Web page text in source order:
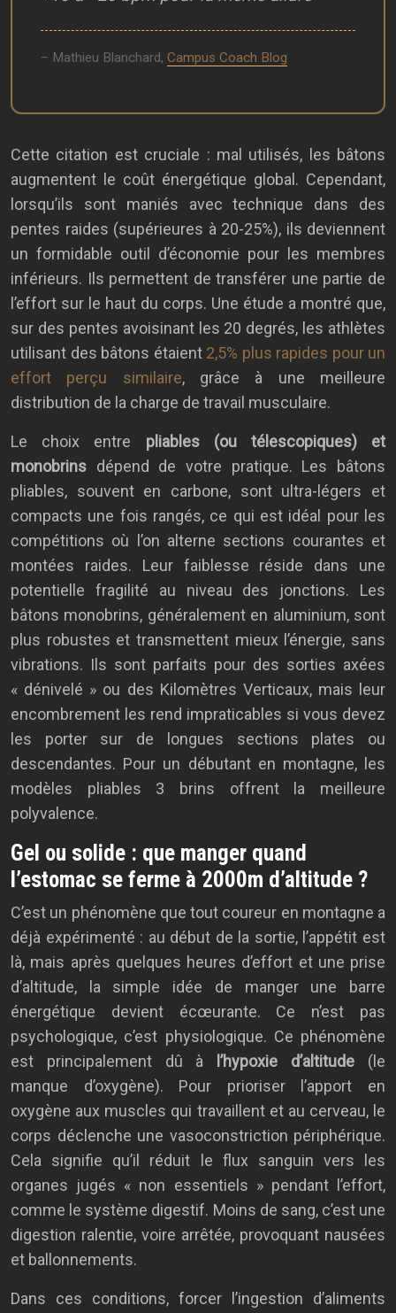
– Mathieu Blanchard, Campus Coach Blog
Cette citation est cruciale : mal utilisés, les bâtons
augmentent le coût énergétique global. Cependant,
lorsqu’ils sont maniés avec technique dans des
pentes raides (supérieures à 20-25%), ils deviennent
un formidable outil d’économie pour les membres
inférieurs. Ils permettent de transférer une partie de
l’effort sur le haut du corps. Une étude a montré que,
sur des pentes avoisinant les 20 degrés, les athlètes
utilisant des bâtons étaient 2,5% plus rapides pour un
effort perçu similaire, grâce à une meilleure
distribution de la charge de travail musculaire.
Le choix entre pliables (ou télescopiques) et
monobrins dépend de votre pratique. Les bâtons
pliables, souvent en carbone, sont ultra-légers et
compacts une fois rangés, ce qui est idéal pour les
compétitions où l’on alterne sections courantes et
montées raides. Leur faiblesse réside dans une
potentielle fragilité au niveau des jonctions. Les
bâtons monobrins, généralement en aluminium, sont
plus robustes et transmettent mieux l’énergie, sans
vibrations. Ils sont parfaits pour des sorties axées
« dénivelé » ou des Kilomètres Verticaux, mais leur
encombrement les rend impraticables si vous devez
les porter sur de longues sections plates ou
descendantes. Pour un débutant en montagne, les
modèles pliables 3 brins offrent la meilleure
polyvalence.
Gel ou solide : que manger quand
l’estomac se ferme à 2000m d’altitude ?
C’est un phénomène que tout coureur en montagne a
déjà expérimenté : au début de la sortie, l’appétit est
là, mais après quelques heures d’effort et une prise
d’altitude, la simple idée de manger une barre
énergétique devient écœurante. Ce n’est pas
psychologique, c’est physiologique. Ce phénomène
est principalement dû à
l’hypoxie d’altitude (le
manque d’oxygène). Pour prioriser l’apport en
oxygène aux muscles qui travaillent et au cerveau, le
corps déclenche une vasoconstriction périphérique.
Cela signifie qu’il réduit le flux sanguin vers les
organes jugés « non essentiels » pendant l’effort,
comme le système digestif. Moins de sang, c’est une
digestion ralentie, voire arrêtée, provoquant nausées
et ballonnements.
Dans ces conditions, forcer l’ingestion d’aliments